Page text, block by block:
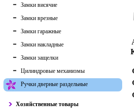
Замки висячие
Замки врезные
Замки гаражные
Замки накладные
Замки защелки
Цилиндровые механизмы
Ручки дверные раздельные
Хозяйственные товары